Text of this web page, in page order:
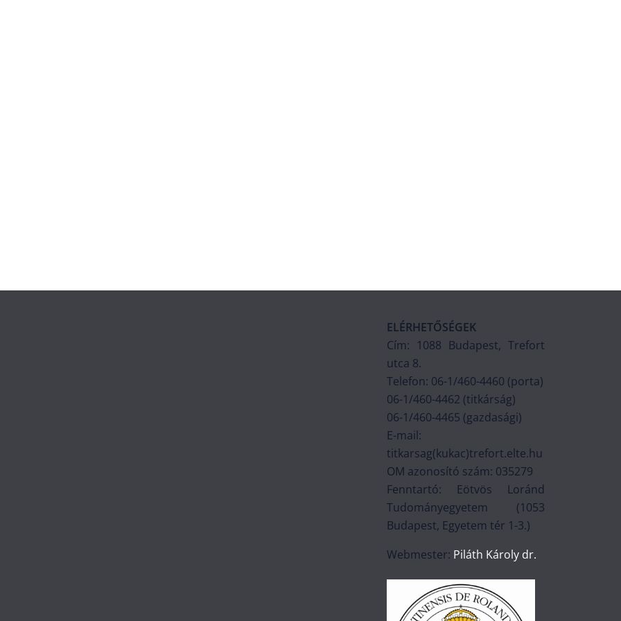
ELÉRHETŐSÉGEK
Cím: 1088 Budapest, Trefort
utca 8.
Telefon: 06-1/460-4460 (porta)
06-1/460-4462 (titkárság)
06-1/460-4465 (gazdasági)
E-mail:
titkarsag(kukac)trefort.elte.hu
OM azonosító szám: 035279
Fenntartó: Eötvös Loránd
Tudományegyetem (1053
Budapest, Egyetem tér 1-3.)
Webmester: Piláth Károly dr.